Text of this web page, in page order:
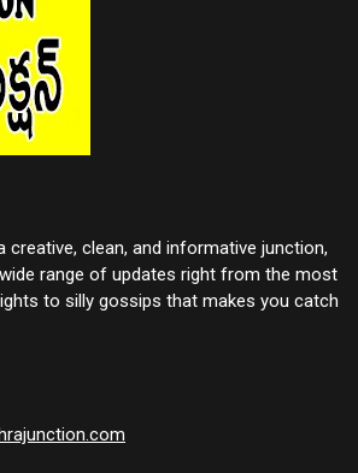
creative, clean, and informative junction,
range of updates right from the most
to silly gossips that makes you catch